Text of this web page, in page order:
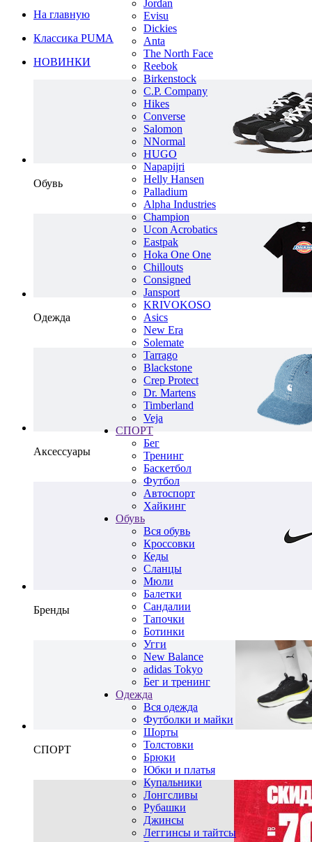
Jordan
Evisu
Dickies
Anta
The North Face
Reebok
Birkenstock
C.P. Company
Hikes
Converse
Salomon
NNormal
HUGO
Napapijri
Helly Hansen
Palladium
Alpha Industries
Champion
Ucon Acrobatics
Eastpak
Hoka One One
Chillouts
Consigned
Jansport
KRIVOKOSO
Asics
New Era
Solemate
Tarrago
Blackstone
Crep Protect
Dr. Martens
Timberland
Veja
СПОРТ
Бег
Тренинг
Баскетбол
Футбол
Автоспорт
Хайкинг
Обувь
Вся обувь
Кроссовки
Кеды
Сланцы
Мюли
Балетки
Сандалии
Тапочки
Ботинки
Угги
New Balance
adidas Tokyo
Бег и тренинг
Одежда
Вся одежда
Футболки и майки
Шорты
Толстовки
Брюки
Юбки и платья
Купальники
Лонгсливы
Рубашки
Джинсы
Леггинсы и тайтсы
На главную
Классика PUMA
НОВИНКИ
Обувь
Одежда
Аксессуары
Бренды
СПОРТ